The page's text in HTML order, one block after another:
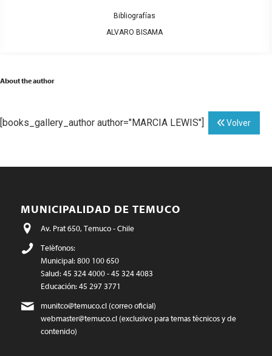
Bibliografías
ALVARO BISAMA
About the author
[books_gallery_author author="MARCIA LEWIS"] Volver
MUNICIPALIDAD DE TEMUCO
Av. Prat 650, Temuco - Chile
Teléfonos:
Municipal: 800 100 650
Salud: 45 324 4000 - 45 324 4083
Educación: 45 297 3771
munitco@temuco.cl(correo oficial)
webmaster@temuco.cl(exclusivo para temas técnicos y de
contenido)